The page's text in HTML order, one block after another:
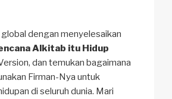
dengan menyelesaikan
Alkitab itu Hidup
dan temukan bagaimana
Firman-Nya untuk
di seluruh dunia. Mari